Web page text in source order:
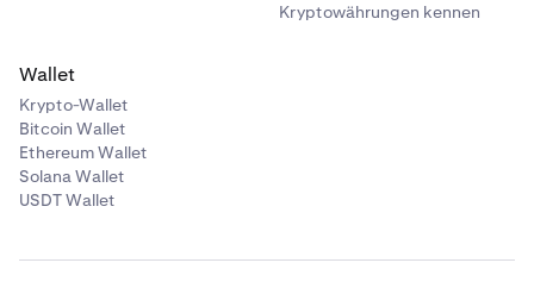
eingegeben haben, den Sie senden möchten, fügen
Kryptowährungen kennen
Wallet
Krypto-Wallet
Bitcoin Wallet
Ethereum Wallet
Solana Wallet
USDT Wallet